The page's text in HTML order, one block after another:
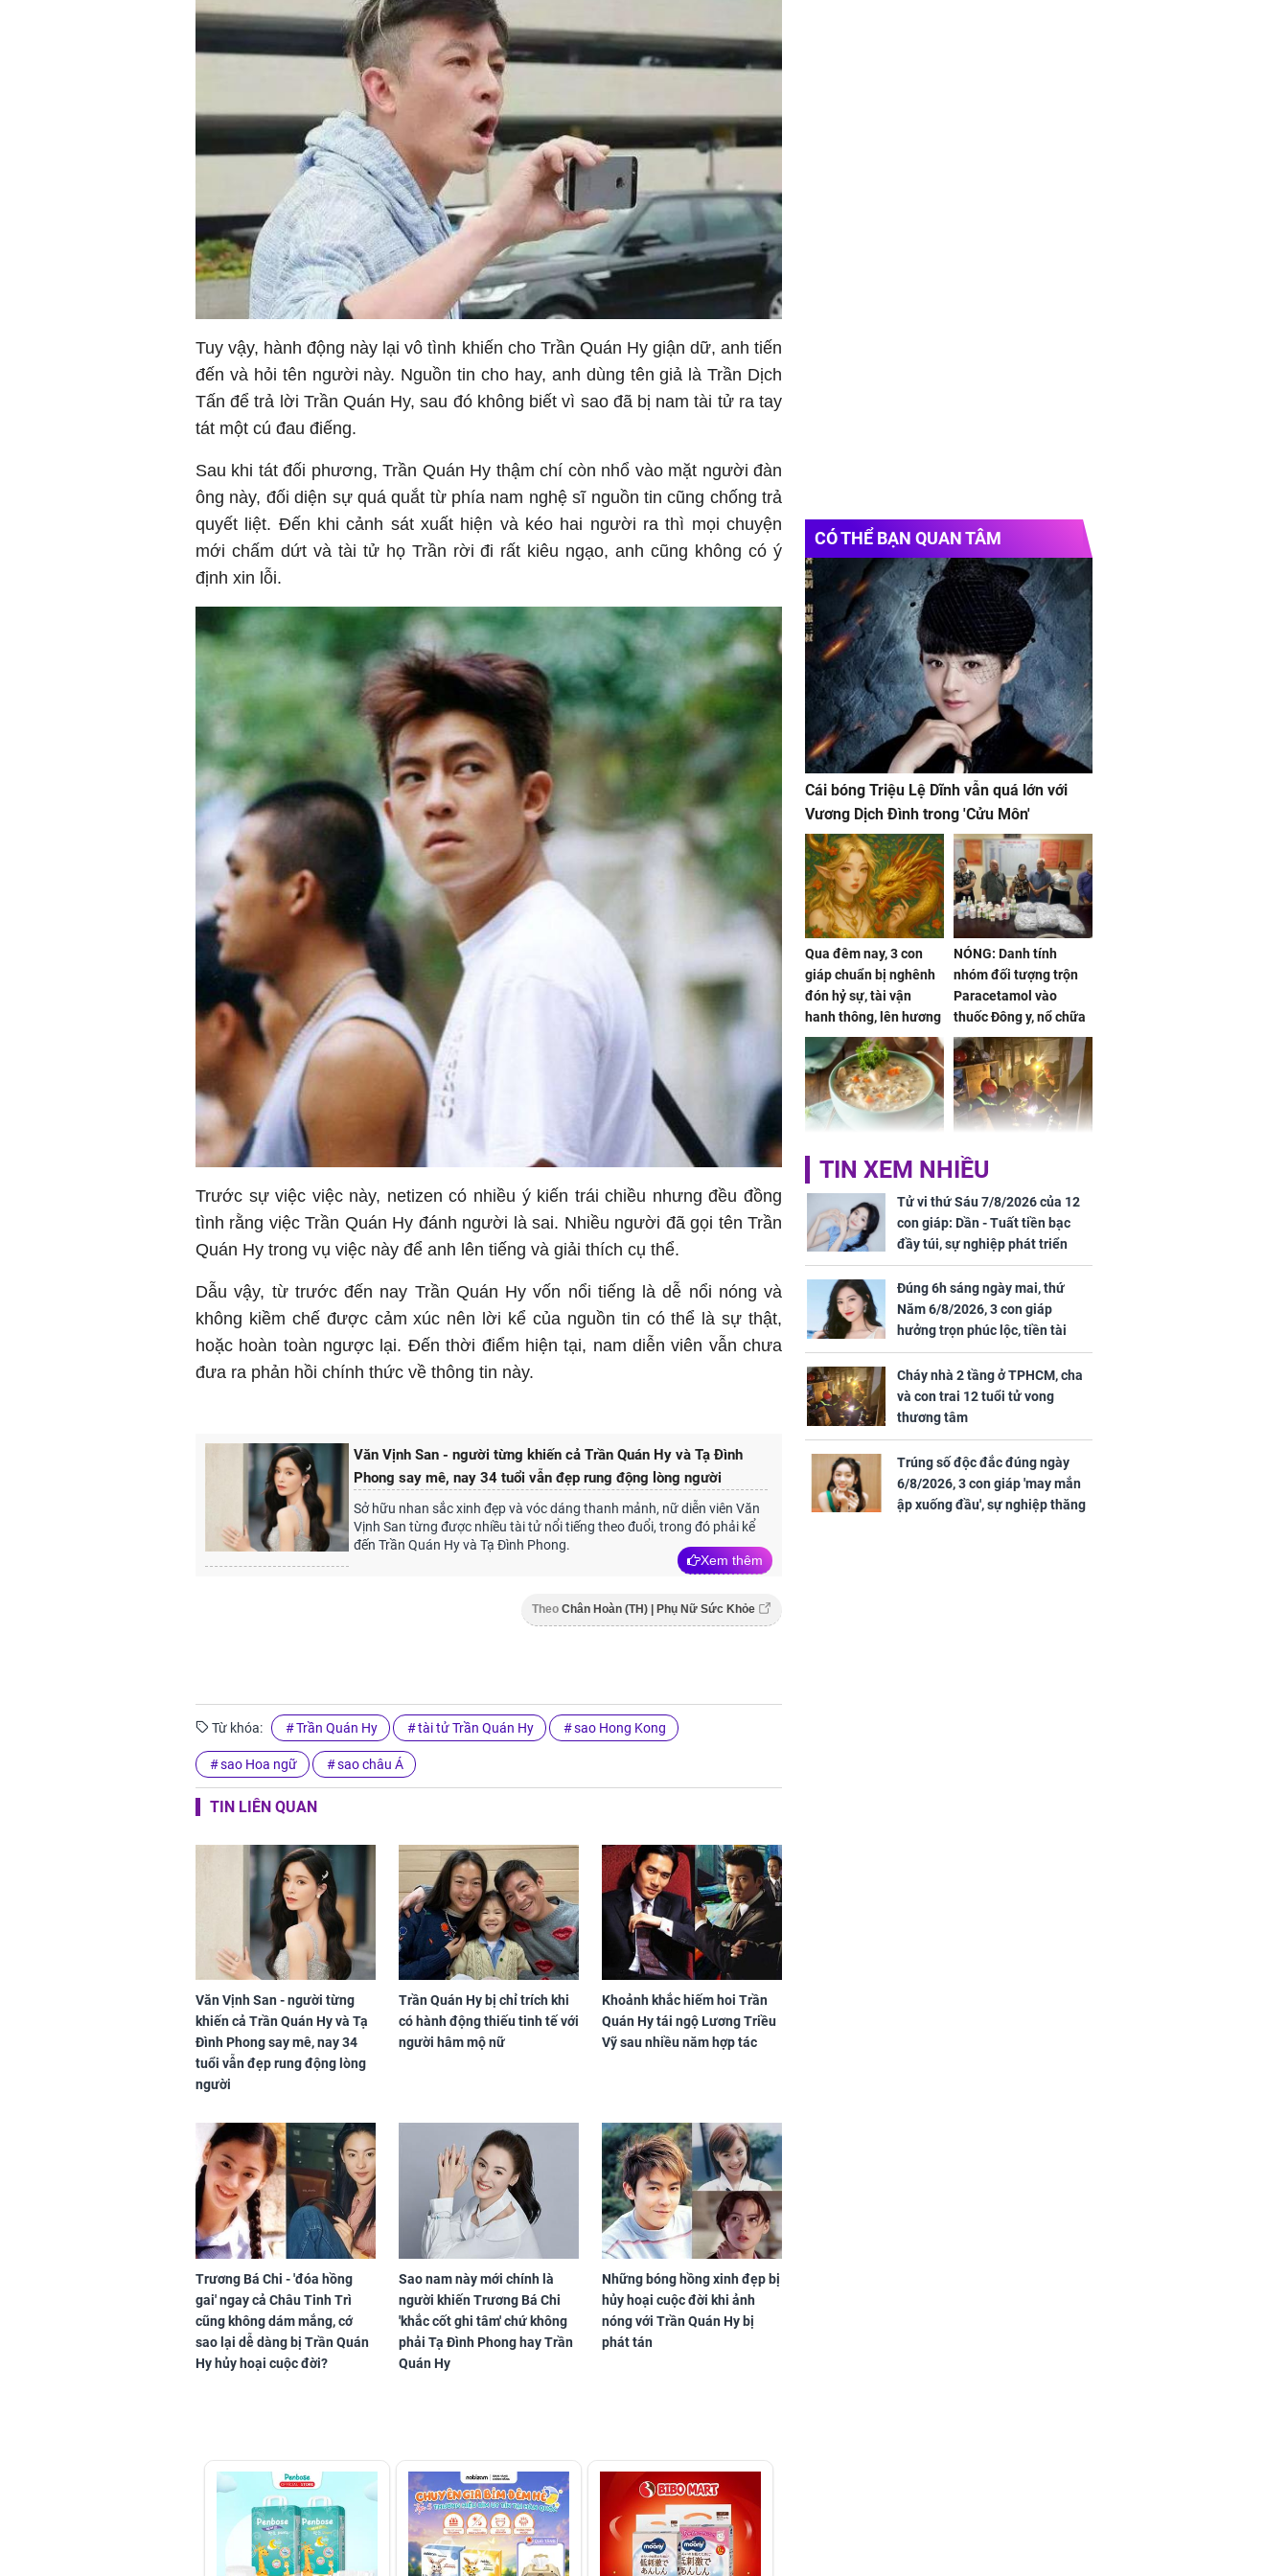
Tuy vậy, hành động này lại vô tình khiến cho Trần Quán Hy giận dữ, anh tiến
đến và hỏi tên người này. Nguồn tin cho hay, anh dùng tên giả là Trần Dịch
Tấn để trả lời Trần Quán Hy, sau đó không biết vì sao đã bị nam tài tử ra tay
tát một cú đau điếng.
Sau khi tát đối phương, Trần Quán Hy thậm chí còn nhổ vào mặt người đàn
ông này, đối diện sự quá quắt từ phía nam nghệ sĩ nguồn tin cũng chống trả
quyết liệt. Đến khi cảnh sát xuất hiện và kéo hai người ra thì mọi chuyện
mới chấm dứt và tài tử họ Trần rời đi rất kiêu ngạo, anh cũng không có ý
định xin lỗi.
Trước sự việc việc này, netizen có nhiều ý kiến trái chiều nhưng đều đồng
tình rằng việc Trần Quán Hy đánh người là sai. Nhiều người đã gọi tên Trần
Quán Hy trong vụ việc này để anh lên tiếng và giải thích cụ thể.
Dẫu vậy, từ trước đến nay Trần Quán Hy vốn nổi tiếng là dễ nổi nóng và
không kiềm chế được cảm xúc nên lời kể của nguồn tin có thể là sự thật,
hoặc hoàn toàn ngược lại. Đến thời điểm hiện tại, nam diễn viên vẫn chưa
đưa ra phản hồi chính thức về thông tin này.
Văn Vịnh San - người từng khiến cả Trần Quán Hy và Tạ Đình
Phong say mê, nay 34 tuổi vẫn đẹp rung động lòng người
Sở hữu nhan sắc xinh đẹp và vóc dáng thanh mảnh, nữ diễn viên Văn
Vịnh San từng được nhiều tài tử nổi tiếng theo đuổi, trong đó phải kể
đến Trần Quán Hy và Tạ Đình Phong.
Xem thêm
Theo Chân Hoàn (TH) | Phụ Nữ Sức Khỏe
Từ khóa: Trần Quán Hy tài tử Trần Quán Hy sao Hong Kong
sao Hoa ngữ sao châu Á
TIN LIÊN QUAN
Văn Vịnh San - người từng
khiến cả Trần Quán Hy và Tạ
Đình Phong say mê, nay 34
tuổi vẫn đẹp rung động lòng
người
Trần Quán Hy bị chỉ trích khi
có hành động thiếu tinh tế với
người hâm mộ nữ
Khoảnh khắc hiếm hoi Trần
Quán Hy tái ngộ Lương Triều
Vỹ sau nhiều năm hợp tác
Trương Bá Chi - 'đóa hồng
gai' ngay cả Châu Tinh Trì
cũng không dám mắng, cớ
sao lại dễ dàng bị Trần Quán
Hy hủy hoại cuộc đời?
Sao nam này mới chính là
người khiến Trương Bá Chi
'khắc cốt ghi tâm' chứ không
phải Tạ Đình Phong hay Trần
Quán Hy
Những bóng hồng xinh đẹp bị
hủy hoại cuộc đời khi ảnh
nóng với Trần Quán Hy bị
phát tán
CÓ THỂ BẠN QUAN TÂM
Cái bóng Triệu Lệ Dĩnh vẫn quá lớn với
Vương Dịch Đình trong 'Cửu Môn'
Qua đêm nay, 3 con
giáp chuẩn bị nghênh
đón hỷ sự, tài vận
hanh thông, lên hương
hóa Rồng hóa Phượng,
gom hết may mắn về
nhà
NÓNG: Danh tính
nhóm đối tượng trộn
Paracetamol vào
thuốc Đông y, nổ chữa
bách bệnh
Giá trị sức khỏe và
cách sử dụng đúng
của loại hạt bình dân
Cháy nhà 2 tầng ở
TPHCM, cha và con
trai 12 tuổi tử vong
thương tâm
Chân dung nam diễn
ứng ngược khi than
nghèo
TIN XEM NHIỀU
Tử vi thứ Sáu 7/8/2026 của 12
con giáp: Dần - Tuất tiền bạc
đầy túi, sự nghiệp phát triển
hưng thịnh, Mão - Thân tài lộc
ảm đạm, mọi sự khó thành công
mỹ mãn
Đúng 6h sáng ngày mai, thứ
Năm 6/8/2026, 3 con giáp
hưởng trọn phúc lộc, tiền tài
tăng vọt, công danh sự nghiệp
thăng hạng không ngừng
Cháy nhà 2 tầng ở TPHCM, cha
và con trai 12 tuổi tử vong
thương tâm
Trúng số độc đắc đúng ngày
6/8/2026, 3 con giáp 'may mắn
ập xuống đầu', sự nghiệp thăng